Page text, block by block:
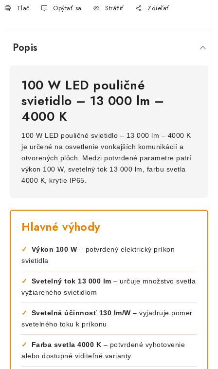
Tlač Opýtať sa Strážiť Zdieľať
Popis
100 W LED pouličné
svietidlo – 13 000 lm –
4000 K
100 W LED pouličné svietidlo – 13 000 lm – 4000 K
je určené na osvetlenie vonkajších komunikácií a
otvorených plôch. Medzi potvrdené parametre patrí
výkon 100 W, svetelný tok 13 000 lm, farbu svetla
4000 K, krytie IP65.
Hlavné výhody
✓ Výkon 100 W – potvrdený elektrický príkon
svietidla
✓ Svetelný tok 13 000 lm – určuje množstvo svetla
vyžiareného svietidlom
✓ Svetelná účinnosť 130 lm/W – vyjadruje pomer
svetelného toku k príkonu
✓ Farba svetla 4000 K – potvrdené vyhotovenie
alebo dostupné viditeľné varianty